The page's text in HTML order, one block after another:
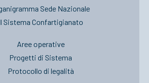
Sede Nazionale
Sistema Confartigianato
Aree operative
Progetti di Sistema
Protocollo di legalità